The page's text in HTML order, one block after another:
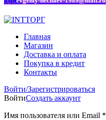
Главная
Магазин
Доставка и оплата
Покупка в кредит
Контакты
Войти/Зарегистрироваться
ВойтиСоздать аккаунт
Имя пользователя или Email *